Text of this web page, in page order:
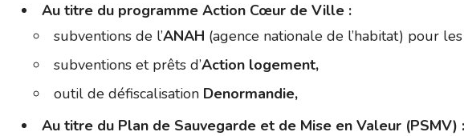
Au titre du programme Action Cœur de Ville :
subventions de l’ANAH (agence nationale de l’habitat) pour
subventions et prêts d’Action logement,
outil de défiscalisation Denormandie,
Au titre du Plan de Sauvegarde et de Mise en Valeur (PSMV) :